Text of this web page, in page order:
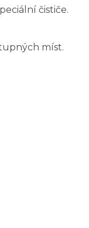
čističe.
míst.